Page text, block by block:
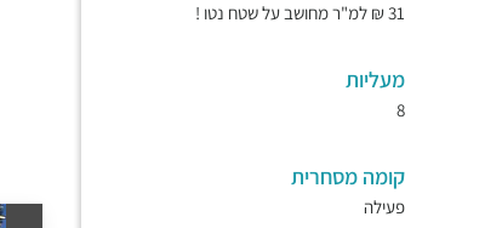
31 ₪ למ"ר מחושב על שטח נטו !
מעליות
8
קומה מסחרית
פעילה